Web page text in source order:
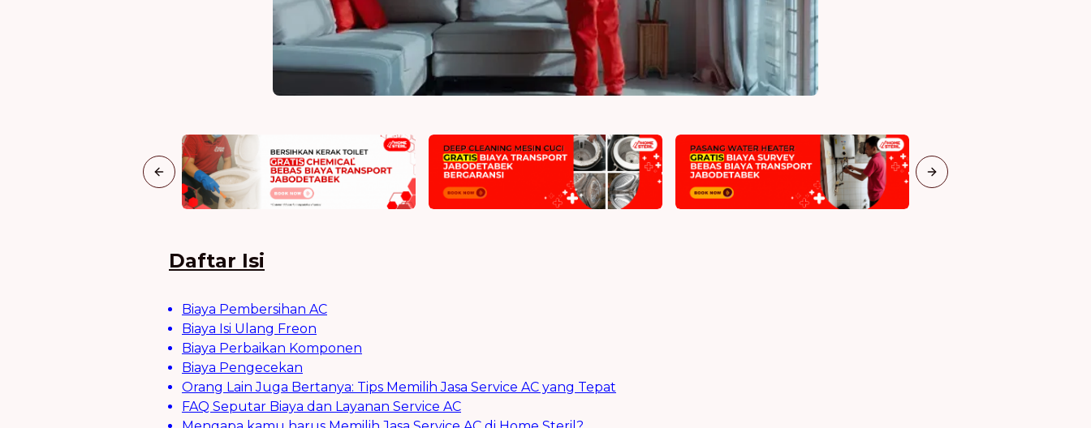
Previous slide Next slide
Daftar Isi
Biaya Pembersihan AC
Biaya Isi Ulang Freon
Biaya Perbaikan Komponen
Biaya Pengecekan
Orang Lain Juga Bertanya: Tips Memilih Jasa Service AC yang Tepat
FAQ Seputar Biaya dan Layanan Service AC